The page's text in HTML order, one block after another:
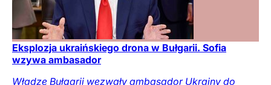
Eksplozja ukraińskiego drona w Bułgarii. Sofia
wzywa ambasador
Władze Bułgarii wezwały ambasador Ukrainy do